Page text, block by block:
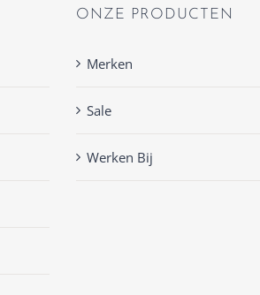
ONZE PRODUCTEN
Merken
Sale
Werken Bij